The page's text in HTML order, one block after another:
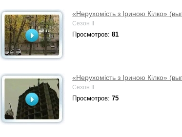
«Нерухомість з Іриною Кілко»
Сезон II
Просмотров:81
«Нерухомість з Іриною Кілко»
Сезон II
Просмотров:75